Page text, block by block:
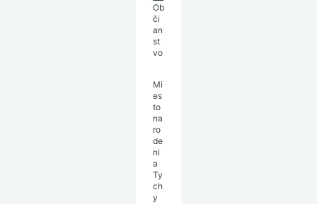
Ob
či
an
st
vo
Mi
es
to
na
ro
de
ni
a
Ty
ch
y